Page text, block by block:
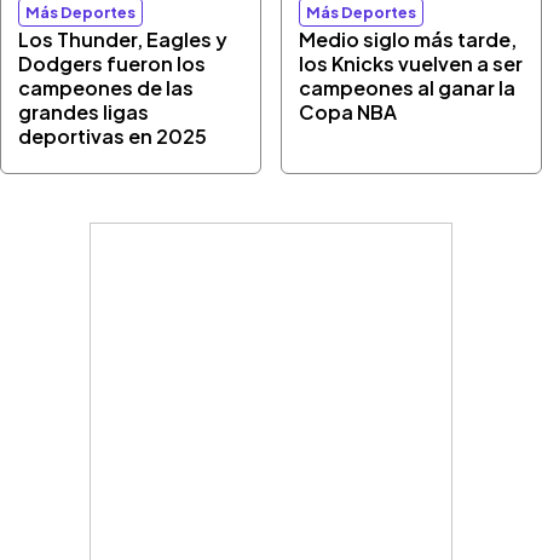
Más Deportes
Los Thunder, Eagles y
Dodgers fueron los
campeones de las
grandes ligas
deportivas en 2025
Más Deportes
Medio siglo más tarde,
los Knicks vuelven a ser
campeones al ganar la
Copa NBA